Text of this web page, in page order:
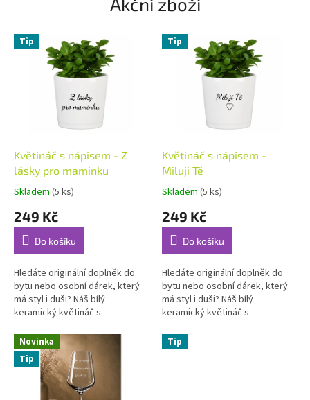
m
o
d
ě
Tip
Květináč s nápisem - Z
lásky pro maminku
Průměrné
produktu
5,0
5
hvězdiček.
Skladem (5 ks)
249 Kč
Do košíku
Hledáte originální doplněk do
bytu nebo osobní dárek, který
má styl i duši? Náš bílý
keramický květináč s
gravírováním je ideální volbou.
Nápis -,,Z lásky pro...
Tip
Květináč s nápisem -
Miluji Tě
Průměrné
produktu
5,0
5
hvězdiček.
Skladem (5 ks)
249 Kč
Do košíku
Hledáte originální doplněk do
bytu nebo osobní dárek, který
má styl i duši? Náš bílý
keramický květináč s
gravírováním je ideální volbou.
Nápis -,, Miluji Tě.,, dělá...
Novinka
Tip
Tip